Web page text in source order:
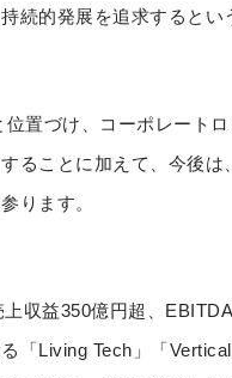
続的発展を追求すると
置づけ、コーポレート
ることに加えて、今後
ります。
収益350億円超、
「Living Tech」「